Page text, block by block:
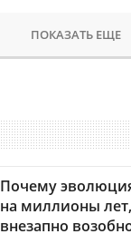
ПОКАЗАТЬ ЕЩЕ
Почему
на миллионы
внезапно